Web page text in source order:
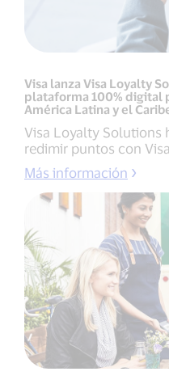
Visa lanza Visa Loyalty
plataforma 100% digital
América Latina y el
Visa Loyalty Solutions
redimir puntos con
Más información